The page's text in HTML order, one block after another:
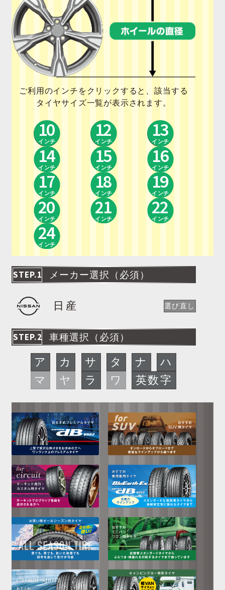
ご利用のインチをクリックすると、該当する
タイヤサイズ一覧が表示されます。
10
インチ
12
インチ
13
インチ
14
インチ
15
インチ
16
インチ
17
インチ
18
インチ
19
インチ
20
インチ
21
インチ
22
インチ
24
インチ
STEP.1 メーカー選択（必須）
日産 選び直し
STEP.2 車種選択（必須）
ア カ サ タ ナ
ハ
マ
ヤ ラ ワ 英数字